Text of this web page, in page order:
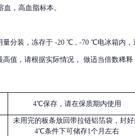
，高血脂标本。
量分装，冻存于 -20 ℃ , -70 ℃电冰箱内，
值，请根据实际情况， 做适当倍数稀释
4℃保存，请在保质期内使用
未用完的板条放回带拉链铝箔袋，封好
4℃条件下可储存1个月左右